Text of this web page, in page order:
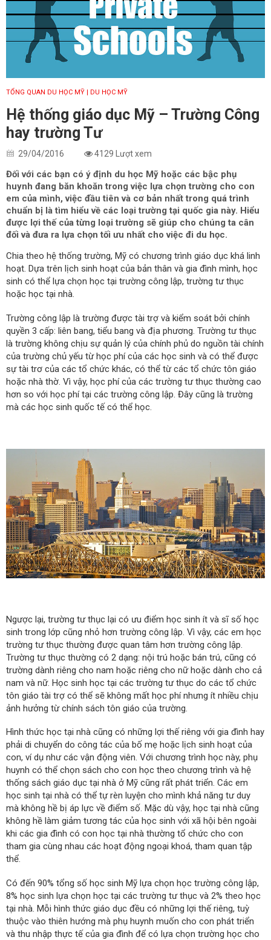
TỔNG QUAN DU HỌC MỸ | DU HỌC MỸ
Hệ thống giáo dục Mỹ – Trường Công
hay trường Tư
29/04/2016 4129 Lượt xem
Đối với các bạn có ý định du học Mỹ hoặc các bậc phụ
huynh đang băn khoăn trong việc lựa chọn trường cho con
em của mình, việc đầu tiên và cơ bản nhất trong quá trình
chuẩn bị là tìm hiểu về các loại trường tại quốc gia này. Hiểu
được lợi thế của từng loại trường sẽ giúp cho chúng ta cân
đối và đưa ra lựa chọn tối ưu nhất cho việc đi du học.
Chia theo hệ thống trường, Mỹ có chương trình giáo dục khá linh
hoạt. Dựa trên lịch sinh hoạt của bản thân và gia đình mình, học
sinh có thể lựa chọn học tại trường công lập, trường tư thục
hoặc học tại nhà.
Trường công lập là trường được tài trợ và kiểm soát bởi chính
quyền 3 cấp: liên bang, tiểu bang và địa phương. Trường tư thục
là trường không chịu sự quản lý của chính phủ do nguồn tài chính
của trường chủ yếu từ học phí của các học sinh và có thể được
sự tài trơ của các tổ chức khác, có thể từ các tổ chức tôn giáo
hoặc nhà thờ. Vì vậy, học phí của các trường tư thục thường cao
hơn so với học phí tại các trường công lập. Đây cũng là trường
mà các học sinh quốc tế có thể học.
Ngược lại, trường tư thục lại có ưu điểm học sinh ít và sĩ số học
sinh trong lớp cũng nhỏ hơn trường công lập. Vì vậy, các em học
trường tư thục thường được quan tâm hơn trường công lập.
Trường tư thục thường có 2 dạng: nội trú hoặc bán trú, cũng có
trường dành riêng cho nam hoặc riêng cho nữ hoặc dành cho cả
nam và nữ. Học sinh học tại các trường tư thục do các tổ chức
tôn giáo tài trợ có thể sẽ không mất học phí nhưng ít nhiều chịu
ảnh hưởng từ chính sách tôn giáo của trường.
Hình thức học tại nhà cũng có những lợi thế riêng với gia đình hay
phải di chuyển do công tác của bố mẹ hoặc lịch sinh hoạt của
con, ví dụ như các vận động viên. Với chương trình học này, phụ
huynh có thể chọn sách cho con học theo chương trình và hệ
thống sách giáo dục tại nhà ở Mỹ cũng rất phát triển. Các em
học sinh tại nhà có thể tự rèn luyện cho mình khả năng tư duy
mà không hề bị áp lực về điểm số. Mặc dù vậy, học tại nhà cũng
không hề làm giảm tương tác của học sinh với xã hội bên ngoài
khi các gia đình có con học tại nhà thường tổ chức cho con
tham gia cùng nhau các hoạt động ngoại khoá, tham quan tập
thể.
Có đến 90% tổng số học sinh Mỹ lựa chọn học trường công lập,
8% học sinh lựa chọn học tại các trường tư thục và 2% theo học
tại nhà. Mỗi hình thức giáo dục đều có những lợi thế riêng, tuỳ
thuộc vào thiên hướng mà phụ huynh muốn cho con phát triển
và thu nhập thực tế của gia đình để có lựa chọn trường học cho